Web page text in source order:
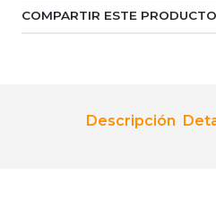
COMPARTIR ESTE PRODUCTO
Descripción